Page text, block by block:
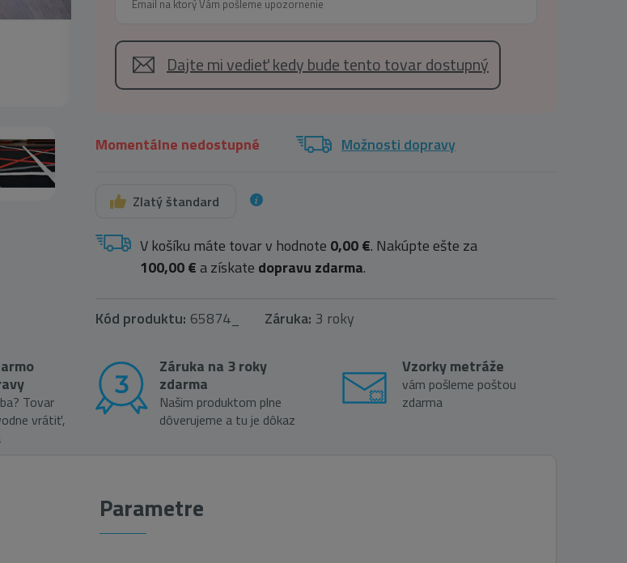
Dajte mi vedieť kedy bude tento tovar dostupný
Momentálne nedostupné Možnosti dopravy
Zlatý štandard
V košíku máte tovar v hodnote 0,00 €. Nakúpte ešte za
100,00 €a získate dopravu zdarma.
Kód produktu: 65874_ Záruka: 3 roky
Tovar
vrátiť,
Záruka na 3 roky
zdarma
Našim produktom plne
dôverujeme a tu je dôkaz
Vzorky metráže
vám pošleme poštou
zdarma
Parametre